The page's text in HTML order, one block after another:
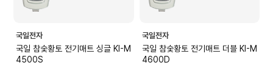
국일전자
국일 참숯황토 전기매트 싱글 KI-M
4500S
국일전자
국일 참숯황토 전기매트 더블 KI-M
4600D